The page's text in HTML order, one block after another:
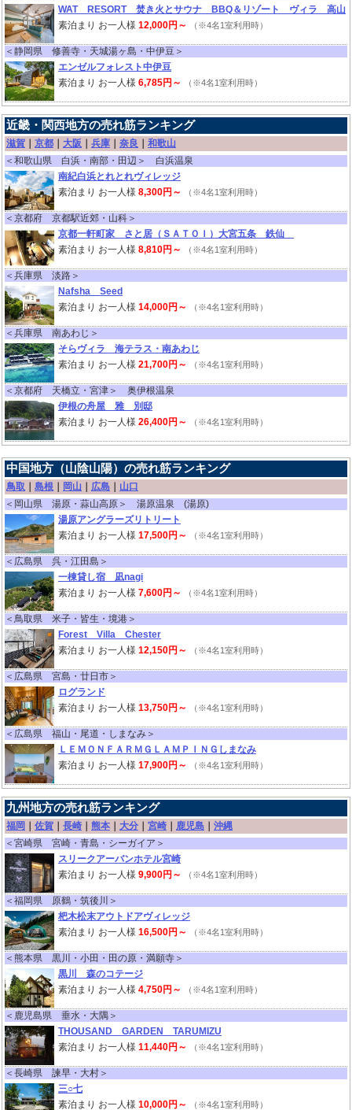
WAT RESORT 焚き火とサウナ BBQ＆リゾート ヴィラ 高山
素泊まり お一人様 12,000円～ （※4名1室利用時）
＜静岡県 修善寺・天城湯ヶ島・中伊豆＞
エンゼルフォレスト中伊豆
素泊まり お一人様 6,785円～ （※4名1室利用時）
近畿・関西地方の売れ筋ランキング
滋賀 ｜ 京都 ｜ 大阪 ｜ 兵庫 ｜ 奈良 ｜ 和歌山
＜和歌山県 白浜・南部・田辺＞ 白浜温泉
南紀白浜とれとれヴィレッジ
素泊まり お一人様 8,300円～ （※4名1室利用時）
＜京都府 京都駅近郊・山科＞
京都一軒町家 さと居（ＳＡＴＯＩ）大宮五条 鉄仙
素泊まり お一人様 8,810円～ （※4名1室利用時）
＜兵庫県 淡路＞
Nafsha Seed
素泊まり お一人様 14,000円～ （※4名1室利用時）
＜兵庫県 南あわじ＞
そらヴィラ 海テラス・南あわじ
素泊まり お一人様 21,700円～ （※4名1室利用時）
＜京都府 天橋立・宮津＞ 奥伊根温泉
伊根の舟屋 雅 別邸
素泊まり お一人様 26,400円～ （※4名1室利用時）
中国地方（山陰山陽）の売れ筋ランキング
鳥取 島根 岡山 広島
山口
＜岡山県 湯原・蒜山高原＞ 湯原温泉 (湯原)
湯原アングラーズリトリート
素泊まり お一人様 17,500円～ （※4名1室利用時）
＜広島県 呉・江田島＞
一棟貸し宿 凪nagi
素泊まり お一人様 7,600円～ （※4名1室利用時）
＜鳥取県 米子・皆生・境港＞
Forest Villa Chester
素泊まり お一人様 12,150円～ （※4名1室利用時）
＜広島県 宮島・廿日市＞
ログランド
素泊まり お一人様 13,750円～ （※4名1室利用時）
＜広島県 福山・尾道・しまなみ＞
ＬＥＭＯＮＦＡＲＭＧＬＡＭＰＩＮＧしまなみ
素泊まり お一人様 17,900円～ （※4名1室利用時）
九州地方の売れ筋ランキング
福岡 佐賀 長崎 熊本 大分 宮崎 鹿児島
沖縄
＜宮崎県 宮崎・青島・シーガイア＞
スリークアーバンホテル宮崎
素泊まり お一人様 9,900円～ （※4名1室利用時）
＜福岡県 原鶴・筑後川＞
杷木松末アウトドアヴィレッジ
素泊まり お一人様 16,500円～ （※4名1室利用時）
＜熊本県 黒川・小田・田の原・満願寺＞
黒川 森のコテージ
素泊まり お一人様 4,750円～ （※4名1室利用時）
＜鹿児島県 垂水・大隅＞
THOUSAND GARDEN TARUMIZU
素泊まり お一人様 11,440円～ （※4名1室利用時）
＜長崎県 諫早・大村＞
三○七
素泊まり お一人様 10,000円～ （※4名1室利用時）